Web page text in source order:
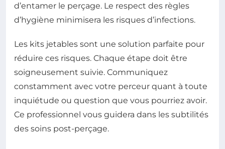
d’entamer le perçage. Le respect des règles
d’hygiène minimisera les risques d’infections.
Les kits jetables sont une solution parfaite pour
réduire ces risques. Chaque étape doit être
soigneusement suivie. Communiquez
constamment avec votre perceur quant à toute
inquiétude ou question que vous pourriez avoir.
Ce professionnel vous guidera dans les subtilités
des soins post-perçage.